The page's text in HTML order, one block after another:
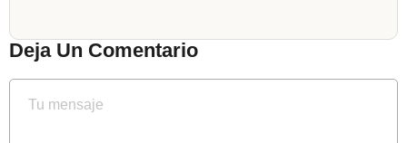
Deja Un Comentario